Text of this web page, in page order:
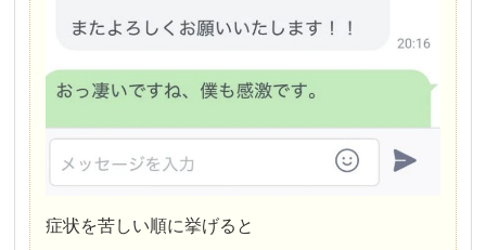
症状を苦しい順に挙げると